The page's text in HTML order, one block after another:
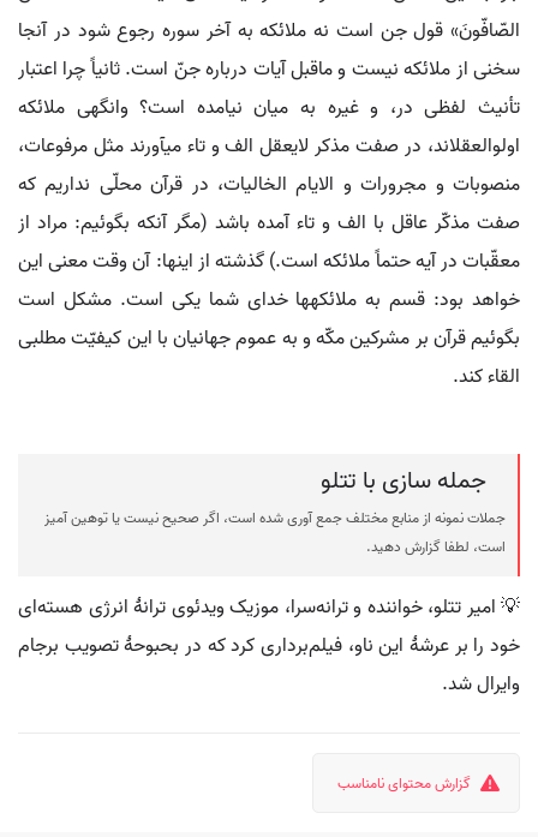
الصّافّونَ» قول جن است نه ملائکه به آخر سوره رجوع شود در آنجا
سخنی از ملائکه نیست و ماقبل آیات درباره جنّ است. ثانیاً چرا اعتبار
تأنیث لفظی در، و غیره به میان نیامده است؟ وانگهی ملائکه
اولوالعقل‏اند، در صفت مذکر لایعقل الف و تاء می‏آورند مثل مرفوعات،
منصوبات و مجرورات و الایام الخالیات، در قرآن محلّی نداریم که
صفت مذکّر عاقل با الف و تاء آمده باشد (مگر آنکه بگوئیم: مراد از
معقّبات در آیه حتماً ملائکه است.) گذشته از اینها: آن وقت معنی این
خواهد بود: قسم به ملائکه‏ها خدای شما یکی است. مشکل است
بگوئیم قرآن بر مشرکین مکّه و به عموم جهانیان با این کیفیّت مطلبی
القاء کند.
جمله سازی با تتلو
جملات نمونه از منابع مختلف جمع آوری شده است، اگر صحیح نیست یا توهین آمیز
است، لطفا گزارش دهید.
💡 امیر تتلو، خواننده و ترانه‌سرا، موزیک ویدئوی ترانهٔ انرژی هسته‌ای
خود را بر عرشهٔ این ناو، فیلم‌برداری کرد که در بحبوحهٔ تصویب برجام
وایرال شد.
گزارش محتوای نامناسب